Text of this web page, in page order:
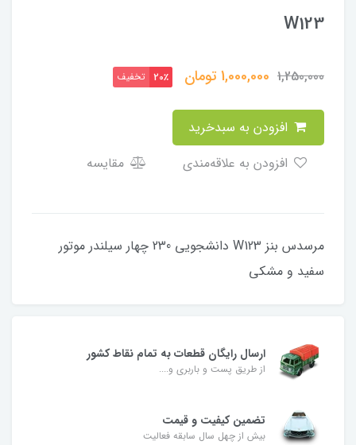
W123
1,250,000
1,000,000تومان 20٪ تخفیف
مقایسه
مرسدس بنز W123 دانشجویی 230 چهار سیلندر موتور
سفید و مشکی
ارسال رایگان قطعات به تمام نقاط کشور
از طریق پست و باربری و....
تضمین کیفیت و قیمت
بیش از چهل سال سابقه فعالیت